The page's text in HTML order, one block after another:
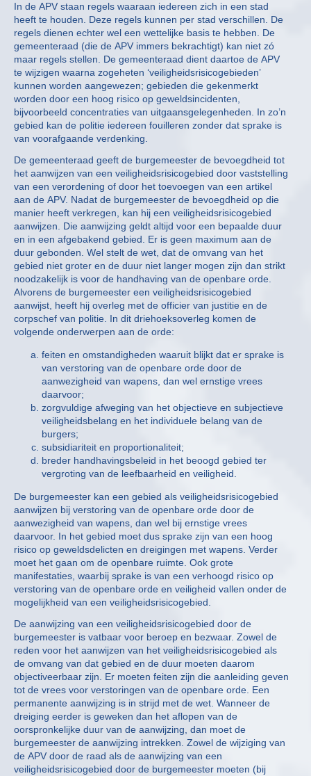
In de APV staan regels waaraan iedereen zich in een stad
heeft te houden. Deze regels kunnen per stad verschillen. De
regels dienen echter wel een wettelijke basis te hebben. De
gemeenteraad (die de APV immers bekrachtigt) kan niet zó
maar regels stellen. De gemeenteraad dient daartoe de APV
te wijzigen waarna zogeheten ‘veiligheidsrisicogebieden’
kunnen worden aangewezen; gebieden die gekenmerkt
worden door een hoog risico op geweldsincidenten,
bijvoorbeeld concentraties van uitgaansgelegenheden. In zo’n
gebied kan de politie iedereen fouilleren zonder dat sprake is
van voorafgaande verdenking.
De gemeenteraad geeft de burgemeester de bevoegdheid tot
het aanwijzen van een veiligheidsrisicogebied door vaststelling
van een verordening of door het toevoegen van een artikel
aan de APV. Nadat de burgemeester de bevoegdheid op die
manier heeft verkregen, kan hij een veiligheidsrisicogebied
aanwijzen. Die aanwijzing geldt altijd voor een bepaalde duur
en in een afgebakend gebied. Er is geen maximum aan de
duur gebonden. Wel stelt de wet, dat de omvang van het
gebied niet groter en de duur niet langer mogen zijn dan strikt
noodzakelijk is voor de handhaving van de openbare orde.
Alvorens de burgemeester een veiligheidsrisicogebied
aanwijst, heeft hij overleg met de officier van justitie en de
corpschef van politie. In dit driehoeksoverleg komen de
volgende onderwerpen aan de orde:
feiten en omstandigheden waaruit blijkt dat er sprake is
van verstoring van de openbare orde door de
aanwezigheid van wapens, dan wel ernstige vrees
daarvoor;
zorgvuldige afweging van het objectieve en subjectieve
veiligheidsbelang en het individuele belang van de
burgers;
subsidiariteit en proportionaliteit;
breder handhavingsbeleid in het beoogd gebied ter
vergroting van de leefbaarheid en veiligheid.
De burgemeester kan een gebied als veiligheidsrisicogebied
aanwijzen bij verstoring van de openbare orde door de
aanwezigheid van wapens, dan wel bij ernstige vrees
daarvoor. In het gebied moet dus sprake zijn van een hoog
risico op geweldsdelicten en dreigingen met wapens. Verder
moet het gaan om de openbare ruimte. Ook grote
manifestaties, waarbij sprake is van een verhoogd risico op
verstoring van de openbare orde en veiligheid vallen onder de
mogelijkheid van een veiligheidsrisicogebied.
De aanwijzing van een veiligheidsrisicogebied door de
burgemeester is vatbaar voor beroep en bezwaar. Zowel de
reden voor het aanwijzen van het veiligheidsrisicogebied als
de omvang van dat gebied en de duur moeten daarom
objectiveerbaar zijn. Er moeten feiten zijn die aanleiding geven
tot de vrees voor verstoringen van de openbare orde. Een
permanente aanwijzing is in strijd met de wet. Wanneer de
dreiging eerder is geweken dan het aflopen van de
oorspronkelijke duur van de aanwijzing, dan moet de
burgemeester de aanwijzing intrekken. Zowel de wijziging van
de APV door de raad als de aanwijzing van een
veiligheidsrisicogebied door de burgemeester moeten (bij